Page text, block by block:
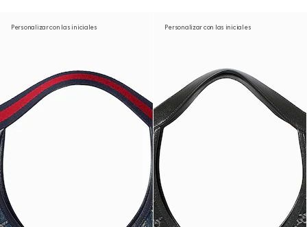
Personalizar con las iniciales Personalizar con las iniciales